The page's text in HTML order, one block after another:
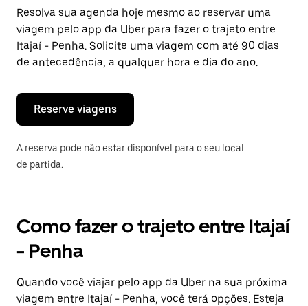
uma
data.
Pressione
a
tecla
“ESC”
fechar
calendário.
Resolva sua agenda hoje mesmo ao reservar uma
viagem pelo app da Uber para fazer o trajeto entre
Itajaí - Penha. Solicite uma viagem com até 90 dias
de antecedência, a qualquer hora e dia do ano.
Reserve viagens
A reserva pode não estar disponível para o seu local
de partida.
Como fazer o trajeto entre Itajaí
- Penha
Quando você viajar pelo app da Uber na sua próxima
viagem entre Itajaí - Penha, você terá opções. Esteja